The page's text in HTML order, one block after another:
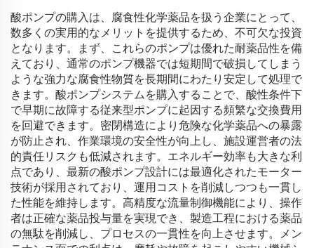
酸ポンプの購入は、腐食性化学薬品を扱う企業にとって、
数多くの実用的なメリットを提供するため、不可欠な投資
となります。まず、これらのポンプは優れた耐薬品性を備
えており、通常のポンプ機器では短期間で破損してしまう
ような強力な腐食性物質を長期間にわたり安定して処理で
きます。酸ポンプシステムを購入することで、酸性条件下
で早期に故障する従来型ポンプに起因する頻繁な交換費用
を回避できます。密閉構造により危険な化学薬品への暴露
が防止され、作業環境の安全性が向上し、施設運営者の法
的責任リスクも低減されます。エネルギー効率も大きな利
点であり、最新の酸ポンプ設計には最適化されたモーター
技術が採用されており、運用コストを削減しつつも一貫し
た性能を維持します。高精度な流量制御機能により、操作
者は正確な薬品投与量を実現でき、製造工程における薬品
の無駄を削減し、プロセスの一貫性を向上させます。メン